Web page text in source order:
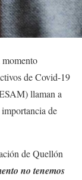
de Covid-19
llaman a
de
de Quellón
no tenemos